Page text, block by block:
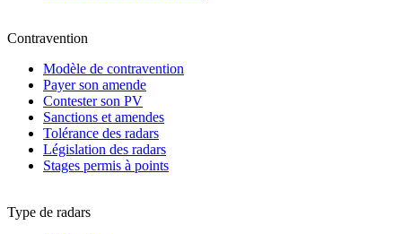
Contravention
Modèle de contravention
Payer son amende
Contester son PV
Sanctions et amendes
Tolérance des radars
Législation des radars
Stages permis à points
Type de radars